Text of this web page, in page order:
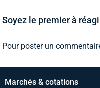
Soyez le premier à
Pour poster un
Marchés & cotations